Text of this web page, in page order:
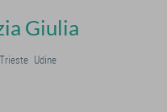
Giulia
Trieste Udine